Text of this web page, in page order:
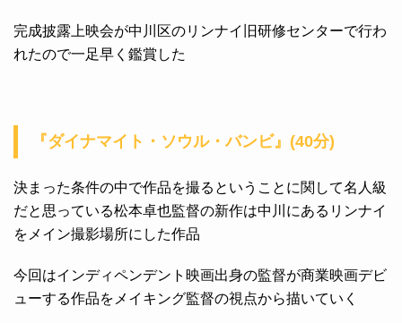
完成披露上映会が中川区のリンナイ旧研修センターで行わ
れたので一足早く鑑賞した
『ダイナマイト・ソウル・バンビ』(40分)
決まった条件の中で作品を撮るということに関して名人級
だと思っている松本卓也監督の新作は中川にあるリンナイ
をメイン撮影場所にした作品
今回はインディペンデント映画出身の監督が商業映画デビ
ューする作品をメイキング監督の視点から描いていく